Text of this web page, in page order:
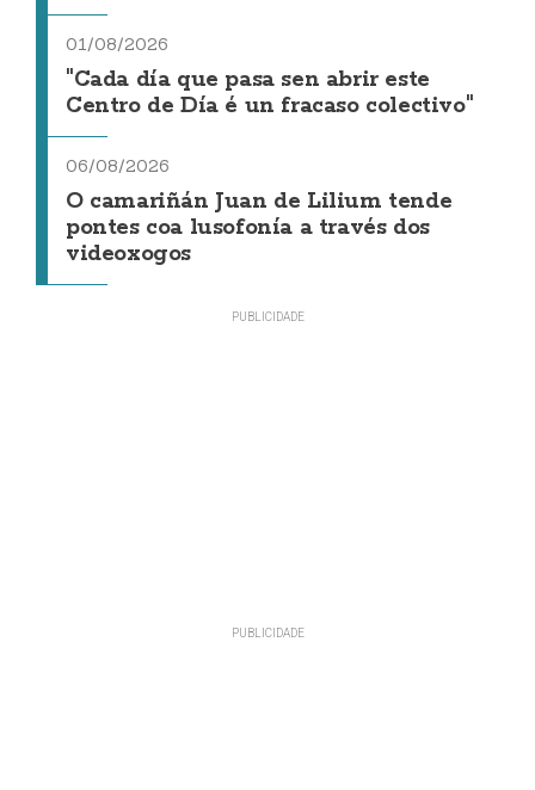
01/08/2026
"Cada día que pasa sen abrir este
Centro de Día é un fracaso colectivo"
06/08/2026
O camariñán Juan de Lilium tende
pontes coa lusofonía a través dos
videoxogos